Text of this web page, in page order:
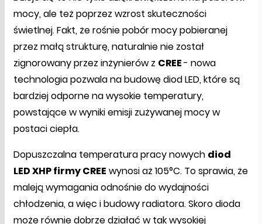
mocy, ale też poprzez wzrost skuteczności
świetlnej. Fakt, że rośnie pobór mocy pobieranej
przez małą strukturę, naturalnie nie został
zignorowany przez inżynierów z CREE- nowa
technologia pozwala na budowę diod LED, które są
bardziej odporne na wysokie temperatury,
powstające w wyniki emisji zużywanej mocy w
postaci ciepła.
Dopuszczalna temperatura pracy nowych diod
LED XHP firmy CREE wynosi aż 105°C. To sprawia, że
maleją wymagania odnośnie do wydajności
chłodzenia, a więc i budowy radiatora. Skoro dioda
może równie dobrze działać w tak wysokiej